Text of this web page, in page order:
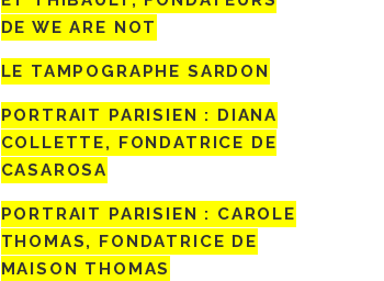
DE WE ARE NOT
LE TAMPOGRAPHE SARDON
PORTRAIT PARISIEN : DIANA
COLLETTE, FONDATRICE DE
CASAROSA
PORTRAIT PARISIEN : CAROLE
THOMAS, FONDATRICE DE
MAISON THOMAS